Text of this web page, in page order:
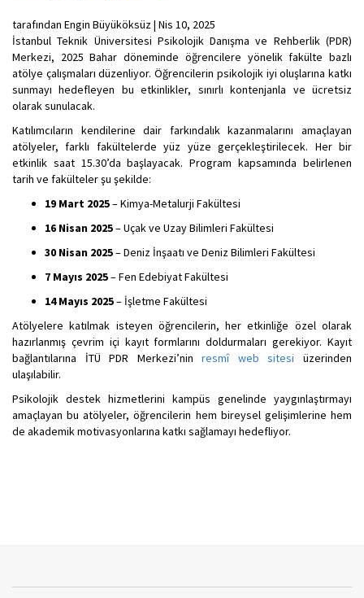
tarafından Engin Büyüköksüz | Nis 10, 2025
İstanbul Teknik Üniversitesi Psikolojik Danışma ve Rehberlik (PDR)
Merkezi, 2025 Bahar döneminde öğrencilere yönelik fakülte bazlı
atölye çalışmaları düzenliyor. Öğrencilerin psikolojik iyi oluşlarına katkı
sunmayı hedefleyen bu etkinlikler, sınırlı kontenjanla ve ücretsiz
olarak sunulacak.
Katılımcıların kendilerine dair farkındalık kazanmalarını amaçlayan
atölyeler, farklı fakültelerde yüz yüze gerçekleştirilecek. Her bir
etkinlik saat 15.30’da başlayacak. Program kapsamında belirlenen
tarih ve fakülteler şu şekilde:
19 Mart 2025– Kimya-Metalurji Fakültesi
16 Nisan 2025– Uçak ve Uzay Bilimleri Fakültesi
30 Nisan 2025– Deniz İnşaatı ve Deniz Bilimleri Fakültesi
7 Mayıs 2025– Fen Edebiyat Fakültesi
14 Mayıs 2025– İşletme Fakültesi
Atölyelere katılmak isteyen öğrencilerin, her etkinliğe özel olarak
hazırlanmış çevrim içi kayıt formlarını doldurmaları gerekiyor. Kayıt
bağlantılarına İTÜ PDR Merkezi’ninresmî web sitesi üzerinden
ulaşılabilir.
Psikolojik destek hizmetlerini kampüs genelinde yaygınlaştırmayı
amaçlayan bu atölyeler, öğrencilerin hem bireysel gelişimlerine hem
de akademik motivasyonlarına katkı sağlamayı hedefliyor.